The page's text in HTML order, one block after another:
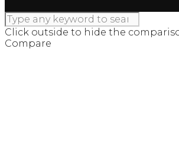
Click outside to hide the
Compare